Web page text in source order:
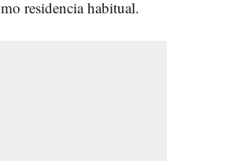
residencia habitual.